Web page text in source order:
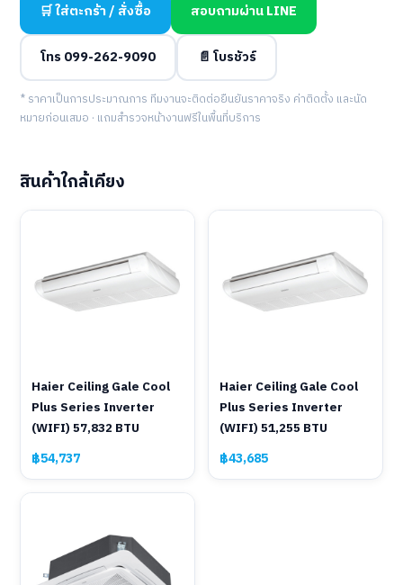
🛒 ใส่ตะกร้า / สั่งซื้อ สอบถามผ่าน LINE
โทร 099-262-9090 📄 โบรชัวร์
* ราคาเป็นการประมาณการ ทีมงานจะติดต่อยืนยันราคาจริง ค่าติดตั้ง และนัด
หมายก่อนเสมอ · แถมสำรวจหน้างานฟรีในพื้นที่บริการ
สินค้าใกล้เคียง
Haier Ceiling Gale Cool
Plus Series Inverter
(WIFI) 57,832 BTU
฿54,737
Haier Ceiling Gale Cool
Plus Series Inverter
(WIFI) 51,255 BTU
฿43,685